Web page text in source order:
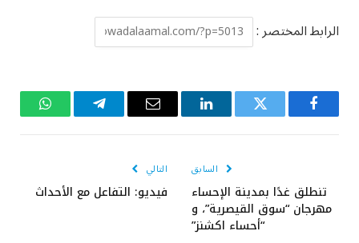
الرابط المختصر :
فيسبوك تويتر لينكدإن
البريد
تيلقرام واتساب
السابق
تنطلق غدًا بمدينة الإحساء
مهرجان “سوق القيصرية”، و
“أحساء اكشنز”
التالي
فيديو: التفاعل مع الأحداث